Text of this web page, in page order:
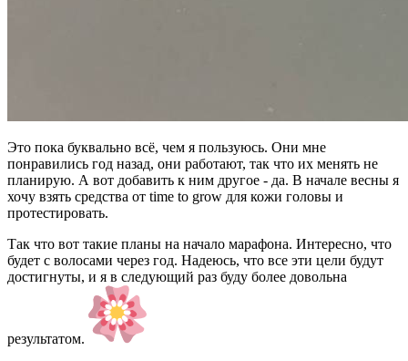
Это пока буквально всё, чем я пользуюсь. Они мне
понравились год назад, они работают, так что их менять не
планирую. А вот добавить к ним другое - да. В начале весны я
хочу взять средства от time to grow для кожи головы и
протестировать.
Так что вот такие планы на начало марафона. Интересно, что
будет с волосами через год. Надеюсь, что все эти цели будут
достигнуты, и я в следующий раз буду более довольна
результатом.